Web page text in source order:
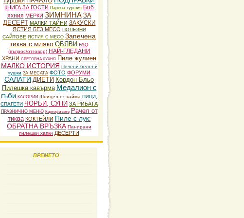
КНИГА ЗА ГОСТИ Парена туршия Боб
яхния МЕРКИ ЗИМНИНА ЗА
ДЕСЕРТ МАЛКИ ТАЙНИ ЗАКУСКИ
ЯСТИЯ БЕЗ МЕСО ПОЛЕЗНИ
САЙТОВЕ ЯСТИЯ С МЕСО Запечена
тиква с мляко ОБЯВИ FAQ
(въпрос/отговор) НАЙ-ГЛЕДАНИ
ХРАНИ СВЕТОВНА КУХНЯ Пиле жулиен
МАЛКО ИСТОРИЯ Печени белени
чушки ЗА МЕСАТА ФОТО ФОРУМИ
САЛАТИ ДИЕТИ Кордон Бльо
Пилешка кавърма Медалион с
гъби КАЛОРИИ Шницел от кайма ПИЦИ,
СПАГЕТИ ЧОРБИ, СУПИ ЗА РИБАТА
ПРАЗНИЧНО МЕНЮ Картофи соте
Рачел от
тиква КОКТЕЙЛИ Пиле с лук:
ОБРАТНА ВРЪЗКА Панирани
пилешки хапки ДЕСЕРТИ
ВРЕМЕТО